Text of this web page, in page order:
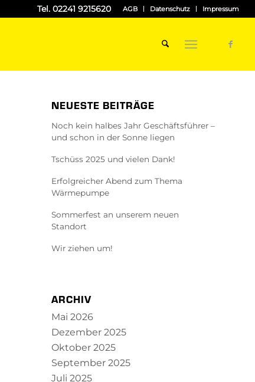
AGB Datenschutz Impressum
Tel. 02241 9215620
NEUESTE BEITRÄGE
Noch kein halbes Jahr Geschäftsführer –
und schon in der Sonne liegen
Tschüss 2025 und vielen Dank!
Erfolgreicher Abend zum Thema
Wärmepumpe
Sommerfest an unserem neuen
Standort
Wir ziehen um!
ARCHIV
Mai 2026
Dezember 2025
Oktober 2025
September 2025
Juli 2025